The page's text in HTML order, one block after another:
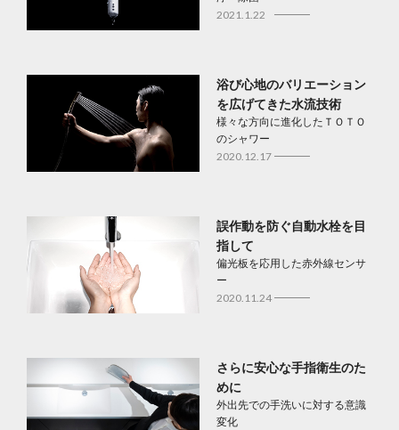
2021.1.22
浴び心地のバリエーション
を広げてきた水流技術
様々な方向に進化したＴＯＴＯ
のシャワー
2020.12.17
誤作動を防ぐ自動水栓を目
指して
偏光板を応用した赤外線センサ
ー
2020.11.24
さらに安心な手指衛生のた
めに
外出先での手洗いに対する意識
変化